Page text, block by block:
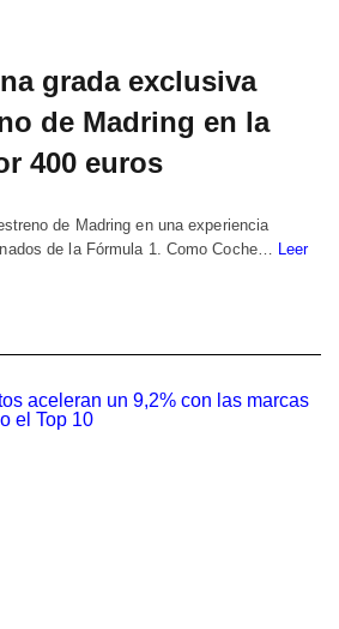
grada exclusiva
de Madring en la
400 euros
de Madring en una experiencia
de la Fórmula 1. Como Coche… Leer